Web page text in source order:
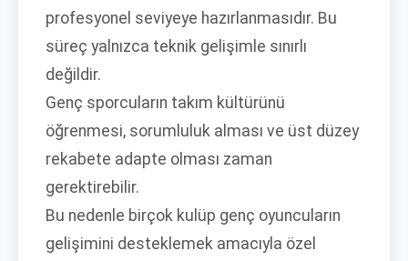
profesyonel seviyeye hazırlanmasıdır. Bu
süreç yalnızca teknik gelişimle sınırlı
değildir.
Genç sporcuların takım kültürünü
öğrenmesi, sorumluluk alması ve üst düzey
rekabete adapte olması zaman
gerektirebilir.
Bu nedenle birçok kulüp genç oyuncuların
gelişimini desteklemek amacıyla özel